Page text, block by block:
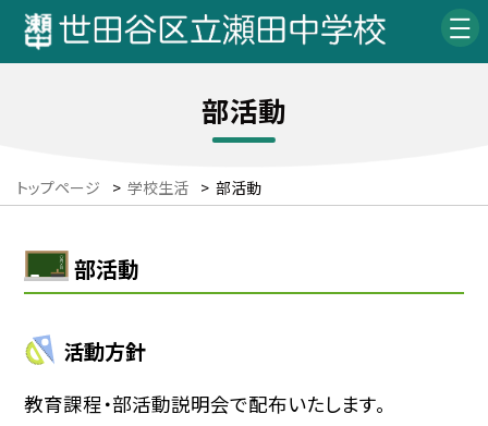
部活動
トップページ > 学校生活 > 部活動
部活動
活動方針
教育課程・部活動説明会で配布いたします。